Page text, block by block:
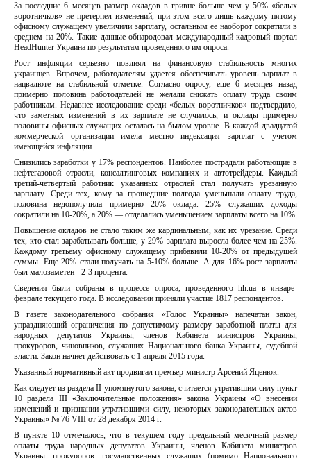
За последние 6 месяцев размер окладов в гривне больше чем у 50% «белых
воротничков» не претерпел изменений, при этом всего лишь каждому пятому
офисному служащему увеличили зарплату, остальным ее наоборот сократили в
среднем на 20%. Такие данные обнародовал международный кадровый портал
HeadHunter Украина по результатам проведенного им опроса.
Рост инфляции серьезно повлиял на финансовую стабильность многих
украинцев. Впрочем, работодателям удается обеспечивать уровень зарплат в
нацвалюте на стабильной отметке. Согласно опросу, еще 6 месяцев назад
примерно половина работодателей не желали снижать оплату труда своим
работникам. Недавнее исследование среди «белых воротничков» подтвердило,
что заметных изменений в их зарплате не случилось, и оклады примерно
половины офисных служащих осталась на былом уровне. В каждой двадцатой
коммерческой организации имела местно индексация зарплат с учетом
имеющейся инфляции.
Снизились заработки у 17% респондентов. Наиболее пострадали работающие в
нефтегазовой отрасли, консалтинговых компаниях и автотрейдеры. Каждый
третий-четвертый работник указанных отраслей стал получать урезанную
зарплату. Среди тех, кому за прошедшие полгода уменьшали оплату труда,
половина недополучила примерно 20% оклада. 25% служащих доходы
сократили на 10-20%, а 20% — отделались уменьшением зарплаты всего на 10%.
Повышение окладов не стало таким же кардинальным, как их урезание. Среди
тех, кто стал зарабатывать больше, у 29% зарплата выросла более чем на 25%.
Каждому третьему офисному служащему прибавили 10-20% от предыдущей
суммы. Еще 20% стали получать на 5-10% больше. А для 16% рост зарплаты
был малозаметен - 2-3 процента.
Сведения были собраны в процессе опроса, проведенного hh.ua в январе-
феврале текущего года. В исследовании приняли участие 1817 респондентов.
В газете законодательного собрания «Голос Украины» напечатан закон,
упраздняющий ограничения по допустимому размеру заработной платы для
народных депутатов Украины, членов Кабинета министров Украины,
прокуроров, чиновников, служащих Национального банка Украины, судебной
власти. Закон начнет действовать с 1 апреля 2015 года.
Указанный нормативный акт продвигал премьер-министр Арсений Яценюк.
Как следует из раздела II упомянутого закона, считается утратившим силу пункт
10 раздела III «Заключительные положения» закона Украины «О внесении
изменений и признании утратившими силу, некоторых законодательных актов
Украины» № 76 VIII от 28 декабря 2014 г.
В пункте 10 отмечалось, что в текущем году предельный месячный размер
оплаты труда народных депутатов Украины, членов Кабинета министров
Украины, прокуроров, государственных служащих (помимо Национального